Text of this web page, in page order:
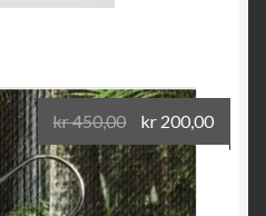
kr450,00
Opprinnelig
pris
var:
kr 450,00.
kr 200,00
pris